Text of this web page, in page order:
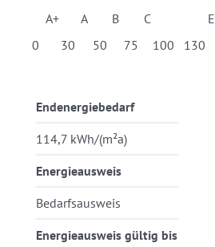
0
A+
30
A
50
B
75
C
100
130
E
Endenergiebedarf
114,7 kWh/(m²a)
Energieausweis
Bedarfsausweis
Energieausweis gültig bis